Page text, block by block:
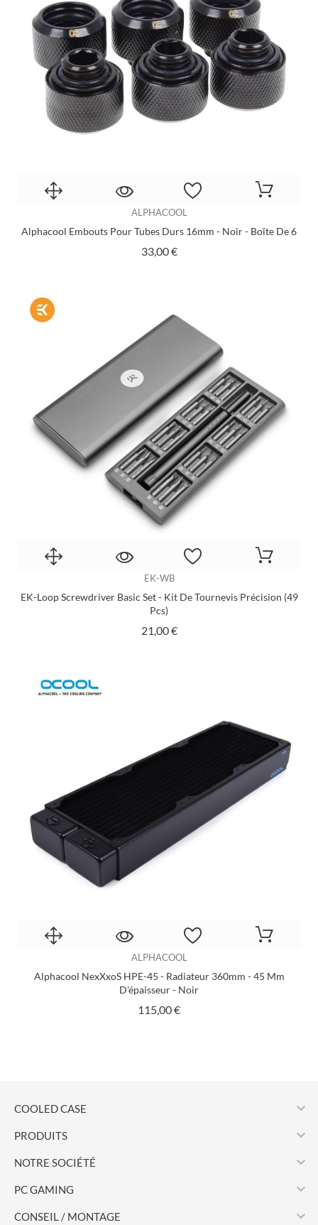
ALPHACOOL
Alphacool Embouts Pour Tubes Durs 16mm - Noir - Boîte De 6
33,00 €Prix
EK-WB
EK-Loop Screwdriver Basic Set - Kit De Tournevis Précision (49
Pcs)
21,00 €Prix
ALPHACOOL
Alphacool NexXxoS HPE-45 - Radiateur 360mm - 45 Mm
D'épaisseur - Noir
115,00 €Prix
COOLED CASE 
PRODUITS 
NOTRE SOCIÉTÉ 
PC GAMING 
CONSEIL / MONTAGE 